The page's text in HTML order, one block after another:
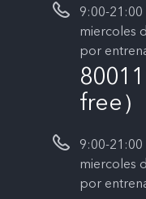
9:00-21:00
miercoles
por
free）
9:00-21:00
miercoles
por